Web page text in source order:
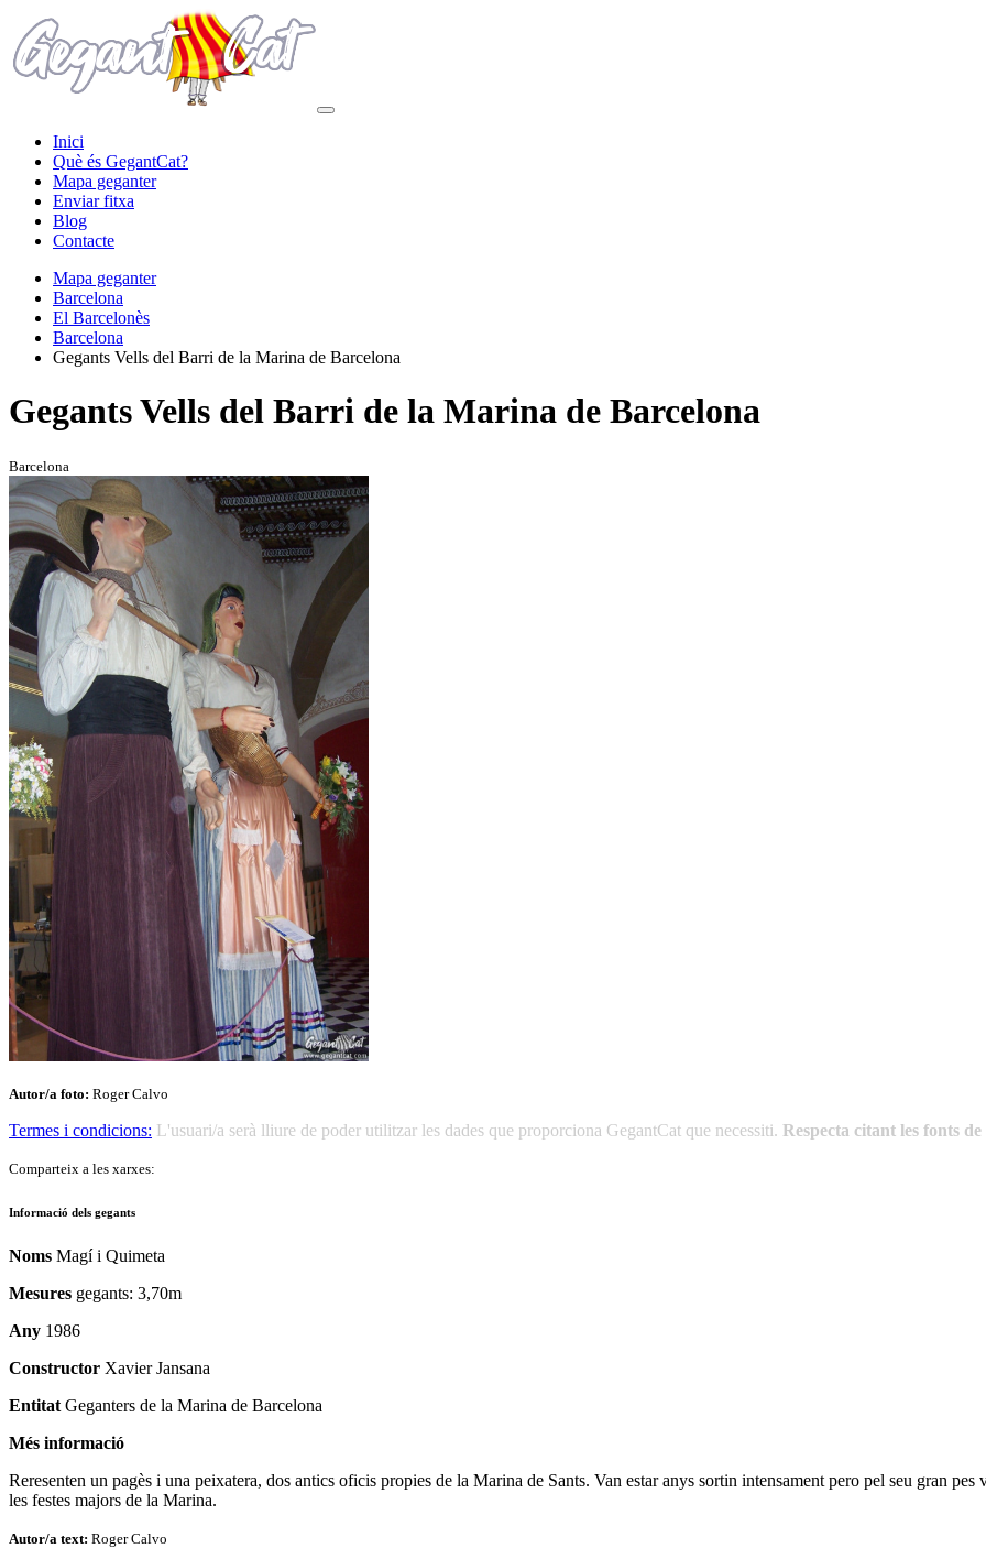
Inici
Què és GegantCat?
Mapa geganter
Enviar fitxa
Blog
Contacte
Mapa geganter
Barcelona
El Barcelonès
Barcelona
Gegants Vells del Barri de la Marina de Barcelona
Gegants Vells del Barri de la Marina de Barcelona
Barcelona
Autor/a foto: Roger Calvo
Termes i condicions: L'usuari/a serà lliure de poder utilitzar les dades que proporciona GegantCat que necessiti. Respecta citant les fonts
Comparteix a les xarxes:
Informació dels gegants
Noms Magí i Quimeta
Mesures gegants: 3,70m
Any 1986
Constructor Xavier Jansana
Entitat Geganters de la Marina de Barcelona
Més informació
Reresenten un pagès i una peixatera, dos antics oficis propies de la Marina de Sants. Van estar anys sortin intensament pero pel seu gran
les festes majors de la Marina.
Autor/a text: Roger Calvo